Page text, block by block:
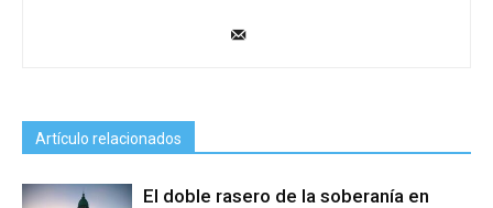
Artículo relacionados
El doble rasero de la soberanía en